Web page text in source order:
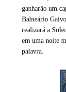
ganharão um
Balneário
realizará a
em uma noite
palavra.